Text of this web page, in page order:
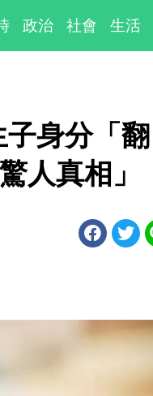
政治 社會 生活
身分「翻
人真相」